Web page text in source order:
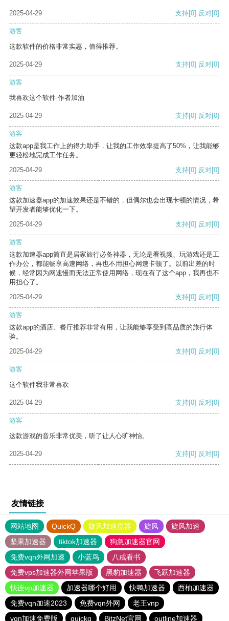
2025-04-29 支持[0] 反对[0]
游客
这款软件的价格非常实惠，值得推荐。
2025-04-29 支持[0] 反对[0]
游客
我喜欢这个软件 作者加油
2025-04-29 支持[0] 反对[0]
游客
这款app是我工作上的得力助手，让我的工作效率提高了50%，让我能够
更轻松地完成工作任务。
2025-04-29
支持[0] 反对[0]
游客
这款加速器app的加速效果还是不错的，但偶尔也会出现卡顿的情况，希
望开发者能够优化一下。
2025-04-29
支持[0] 反对[0]
游客
这款加速器app简直是居家旅行必备神器，无论是看视频、玩游戏还是工
作办公，都能畅享高速网络，再也不用担心网速卡顿了。以前出差的时
候，经常因为网速慢而无法正常使用网络，现在有了这个app，我再也不
用担心了。
2025-04-29
支持[0] 反对[0]
游客
这款app的酒店、餐厅推荐非常有用，让我能够享受到高品质的旅行体
验。
2025-04-29
支持[0] 反对[0]
游客
这个软件我非常喜欢
2025-04-29 支持[0] 反对[0]
游客
这款游戏的音乐非常优美，听了让人心旷神怡。
2025-04-29 支持[0] 反对[0]
友情链接
网站地图 QuickQ 旋风加速度器 旋风
旋风加速
坚果加速器
tiktok加速器
狗急加速器官网
免费vqn外网加速
小蓝鸟
八戒看书
免费vps加速器外网苹果版
黑豹加速器
飞跃加速器
快连vp加速器
加速器哪个好用 快鸭加速器
西柚加速器
免费vqn加速2023
免费vqn外网
老王vnp
vqn加速免费版
quickq BitzNet官网 outline加速器